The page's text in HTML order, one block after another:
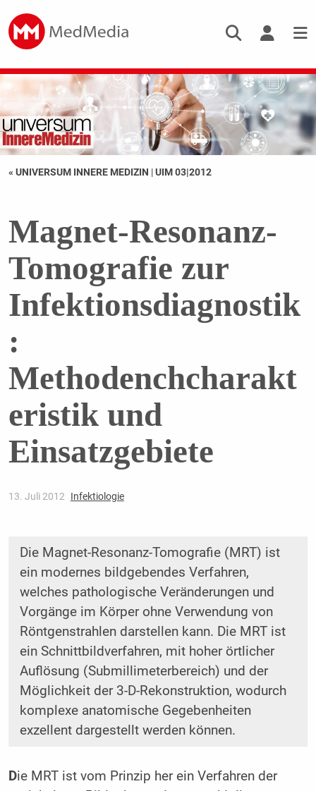
« UNIVERSUM INNERE MEDIZIN |UIM 03|2012
Magnet-Resonanz-
Tomografie zur
Infektionsdiagnostik
:
Methodenchcharakt
eristik und
Einsatzgebiete
13. Juli 2012 Infektiologie
Die Magnet-Resonanz-Tomografie (MRT) ist
ein modernes bildgebendes Verfahren,
welches pathologische Veränderungen und
Vorgänge im Körper ohne Verwendung von
Röntgenstrahlen darstellen kann. Die MRT ist
ein Schnittbildverfahren, mit hoher örtlicher
Auflösung (Submillimeterbereich) und der
Möglichkeit der 3-D-Rekonstruktion, wodurch
komplexe anatomische Gegebenheiten
exzellent dargestellt werden können.
Die MRT ist vom Prinzip her ein Verfahren der